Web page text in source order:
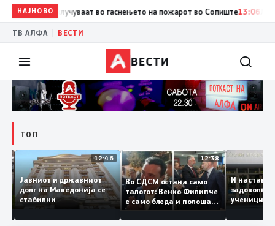
НАЈНОВО13:07Три ер трактори се вклучуваат во гаснењето на
ТВ АЛФА ВЕСТИ
ВЕСТИ
ТОП
ги
12:46
Јавниот и државниот
долг на Македонија се
стабилни
12:38
Во СДСМ остана само
талогот: Венко Филипче
е само бледа и полоша
копија дури и од Зоран
Заев
И